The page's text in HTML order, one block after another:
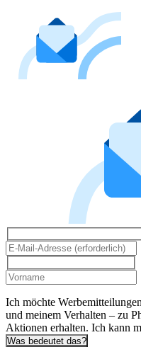
Ich möchte
und meinem Verhalten – zu
Aktionen erhalten. Ich kann
Was bedeutet das?